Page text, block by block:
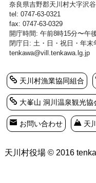
奈良県吉野郡天川村大字沢
tel: 0747-63-0321
fax: 0747-63-0329
開庁時間: 午前8時15分〜午
閉庁日: 土・日・祝日・年末
tenkawa@vill.tenkawa.lg.jp
天川村漁業協同組合
大峯山 洞川温泉観光協
お問い合わせ 天
天川村役場 © 2016